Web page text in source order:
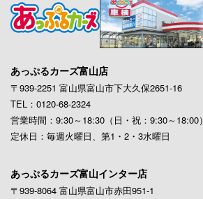
あっぷるカーズ富山店
〒939-2251 富山県富山市下大久保2651-16
TEL：0120-68-2324
営業時間：9:30～18:30（日・祝：9:30～18:00）
定休日：毎週火曜日、第1・2・3水曜日
あっぷるカーズ富山インター店
〒939-8064 富山県富山市赤田951-1